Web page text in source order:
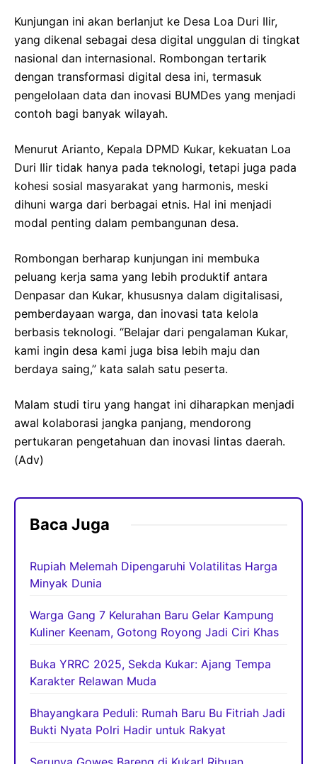
Kunjungan ini akan berlanjut ke Desa Loa Duri Ilir,
yang dikenal sebagai desa digital unggulan di tingkat
nasional dan internasional. Rombongan tertarik
dengan transformasi digital desa ini, termasuk
pengelolaan data dan inovasi BUMDes yang menjadi
contoh bagi banyak wilayah.
Menurut Arianto, Kepala DPMD Kukar, kekuatan Loa
Duri Ilir tidak hanya pada teknologi, tetapi juga pada
kohesi sosial masyarakat yang harmonis, meski
dihuni warga dari berbagai etnis. Hal ini menjadi
modal penting dalam pembangunan desa.
Rombongan berharap kunjungan ini membuka
peluang kerja sama yang lebih produktif antara
Denpasar dan Kukar, khususnya dalam digitalisasi,
pemberdayaan warga, dan inovasi tata kelola
berbasis teknologi. “Belajar dari pengalaman Kukar,
kami ingin desa kami juga bisa lebih maju dan
berdaya saing,” kata salah satu peserta.
Malam studi tiru yang hangat ini diharapkan menjadi
awal kolaborasi jangka panjang, mendorong
pertukaran pengetahuan dan inovasi lintas daerah.
(Adv)
Baca Juga
Rupiah Melemah Dipengaruhi Volatilitas Harga
Minyak Dunia
Warga Gang 7 Kelurahan Baru Gelar Kampung
Kuliner Keenam, Gotong Royong Jadi Ciri Khas
Buka YRRC 2025, Sekda Kukar: Ajang Tempa
Karakter Relawan Muda
Bhayangkara Peduli: Rumah Baru Bu Fitriah Jadi
Bukti Nyata Polri Hadir untuk Rakyat